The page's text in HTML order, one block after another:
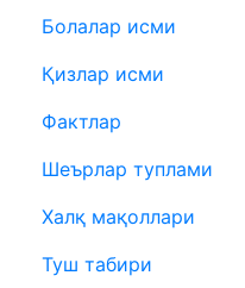
Болалар исми
Қизлар исми
Фактлар
Шеърлар туплами
Халқ мақоллари
Туш табири